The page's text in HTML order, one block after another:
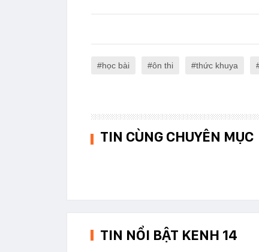
học bài ôn thi thức khuya
TIN CÙNG CHUYÊN MỤC
TIN NỔI BẬT KENH 14